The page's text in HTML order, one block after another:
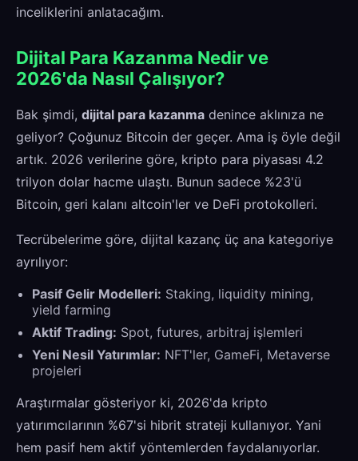
inceliklerini anlatacağım.
Dijital Para Kazanma Nedir ve
2026'da Nasıl Çalışıyor?
Bak şimdi, dijital para kazanma denince aklınıza ne
geliyor? Çoğunuz Bitcoin der geçer. Ama iş öyle değil
artık. 2026 verilerine göre, kripto para piyasası 4.2
trilyon dolar hacme ulaştı. Bunun sadece %23'ü
Bitcoin, geri kalanı altcoin'ler ve DeFi protokolleri.
Tecrübelerime göre, dijital kazanç üç ana kategoriye
ayrılıyor:
Pasif Gelir Modelleri: Staking, liquidity mining,
yield farming
Aktif Trading: Spot, futures, arbitraj işlemleri
Yeni Nesil Yatırımlar: NFT'ler, GameFi, Metaverse
projeleri
Araştırmalar gösteriyor ki, 2026'da kripto
yatırımcılarının %67'si hibrit strateji kullanıyor. Yani
hem pasif hem aktif yöntemlerden faydalanıyorlar.